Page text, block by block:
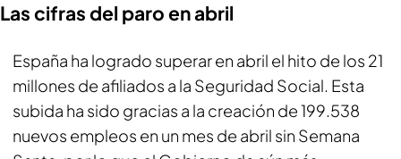
Las cifras del paro en abril
España ha logrado superar en abril el hito de los 21
millones de afiliados a la Seguridad Social. Esta
subida ha sido gracias a la creación de 199.538
nuevos empleos en un mes de abril sin Semana